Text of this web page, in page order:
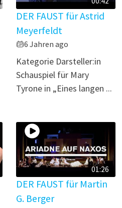
DER FAUST für Astrid
Meyerfeldt
6 Jahren ago
Kategorie Darsteller:in
Schauspiel für Mary
Tyrone in „Eines langen ...
01:26
DER FAUST für Martin
G. Berger